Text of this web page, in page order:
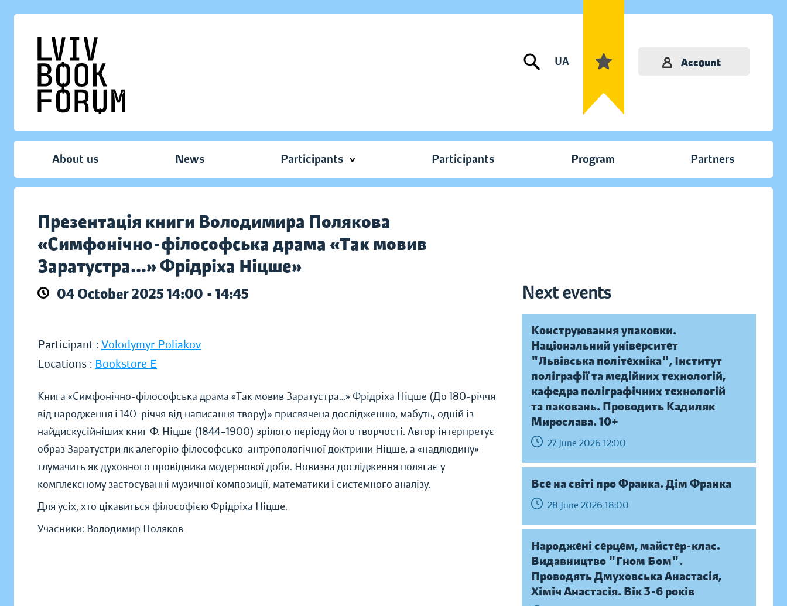
UA Account
About us News Participants Participants Program Partners
Презентація книги Володимира Полякова
«Симфонічно-філософська драма «Так мовив
Заратустра…» Фрідріха Ніцше»
04 October 2025 14:00 - 14:45 Next events
Participant : Volodymyr Poliakov
Locations : Bookstore E
Книга «Симфонічно-філософська драма «Так мовив Заратустра…» Фрідріха Ніцше (До 180-річчя
від народження і 140-річчя від написання твору)» присвячена дослідженню, мабуть, одній із
найдискусійніших книг Ф. Ніцше (1844–1900) зрілого періоду його творчості. Автор інтерпретує
образ Заратустри як алегорію філософсько-антропологічної доктрини Ніцше, а «надлюдину»
тлумачить як духовного провідника модернової доби. Новизна дослідження полягає у
комплексному застосуванні музичної композиції, математики і системного аналізу.
Для усіх, хто цікавиться філософією Фрідріха Ніцше.
Учасники: Володимир Поляков
Конструювання упаковки.
Національний університет
"Львівська політехніка", Інститут
поліграфії та медійних технологій,
кафедра поліграфічних технологій
та паковань. Проводить Кадиляк
Мирослава. 10+
27 June 2026 12:00
Все на світі про Франка. Дім Франка
28 June 2026 18:00
Народжені серцем, майстер-клас.
Видавництво "Гном Бом".
Проводять Дмуховська Анастасія,
Хіміч Анастасія. Вік 3-6 років